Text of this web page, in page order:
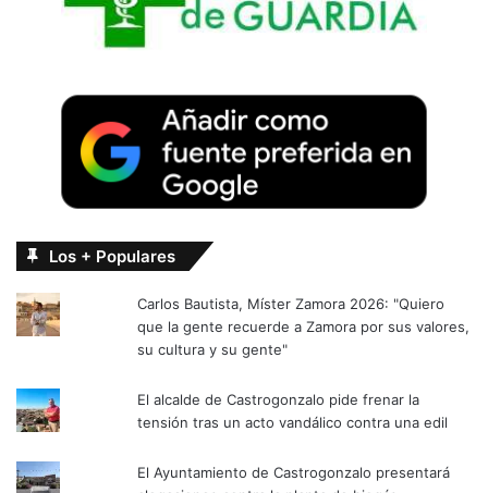
Los + Populares
Carlos Bautista, Míster Zamora 2026: "Quiero
que la gente recuerde a Zamora por sus valores,
su cultura y su gente"
El alcalde de Castrogonzalo pide frenar la
tensión tras un acto vandálico contra una edil
El Ayuntamiento de Castrogonzalo presentará